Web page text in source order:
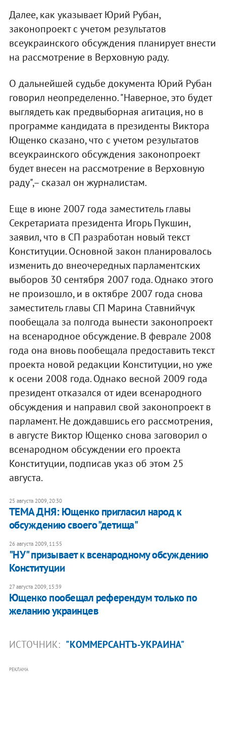
Далее, как указывает Юрий Рубан,
законопроект с учетом результатов
всеукраинского обсуждения планирует внести
на рассмотрение в Верховную раду.
О дальнейшей судьбе документа Юрий Рубан
говорил неопределенно. "Наверное, это будет
выглядеть как предвыборная агитация, но в
программе кандидата в президенты Виктора
Ющенко сказано, что с учетом результатов
всеукраинского обсуждения законопроект
будет внесен на рассмотрение в Верховную
раду",– сказал он журналистам.
Еще в июне 2007 года заместитель главы
Секретариата президента Игорь Пукшин,
заявил, что в СП разработан новый текст
Конституции. Основной закон планировалось
изменить до внеочередных парламентских
выборов 30 сентября 2007 года. Однако этого
не произошло, и в октябре 2007 года снова
заместитель главы СП Марина Ставнийчук
пообещала за полгода вынести законопроект
на всенародное обсуждение. В феврале 2008
года она вновь пообещала предоставить текст
проекта новой редакции Конституции, но уже
к осени 2008 года. Однако весной 2009 года
президент отказался от идеи всенародного
обсуждения и направил свой законопроект в
парламент. Не дождавшись его рассмотрения,
в августе Виктор Ющенко снова заговорил о
всенародном обсуждении его проекта
Конституции, подписав указ об этом 25
августа.
25 августа 2009, 20:30
ТЕМА ДНЯ: Ющенко пригласил народ к
обсуждению своего "детища"
26 августа 2009, 11:55
"НУ" призывает к всенародному обсуждению
Конституции
27 августа 2009, 15:39
Ющенко пообещал референдум только по
желанию украинцев
ИСТОЧНИК: "КОММЕРСАНТЪ-УКРАИНА"
РЕКЛАМА